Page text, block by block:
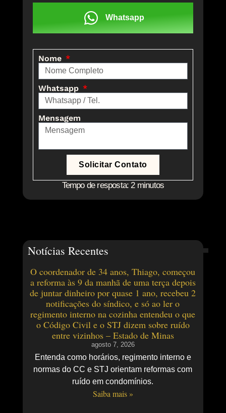
Whatsapp
Nome
Whatsapp
Mensagem
Solicitar Contato
Tempo de resposta: 2 minutos
Notícias Recentes
O coordenador de 34 anos, Thiago, começou
a reforma às 9 da manhã de uma terça depois
de juntar dinheiro por quase 1 ano, recebeu 2
notificações do síndico, e só ao ler o
regimento interno na cozinha entendeu o que
o Código Civil e o STJ dizem sobre ruído
entre vizinhos – Estado de Minas
agosto 7, 2026
Entenda como horários, regimento interno e
normas do CC e STJ orientam reformas com
ruído em condomínios.
Saiba mais »